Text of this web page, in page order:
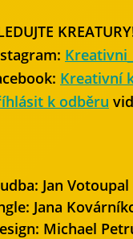
Kreativní
k odběru
Jan
Jana
Michael